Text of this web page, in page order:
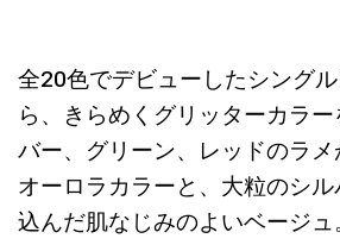
全20色でデビューしたシング
ら、きらめくグリッターカラ
バー、グリーン、レッドのラ
オーロラカラーと、大粒のシ
込んだ肌なじみのよいベージュ。